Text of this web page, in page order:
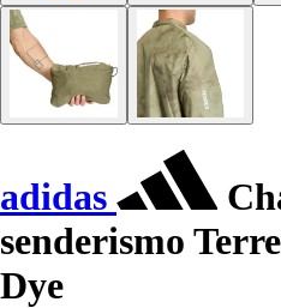
adidas
senderismo
Dye